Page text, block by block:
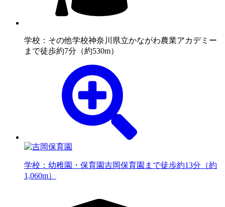
学校：その他学校神奈川県立かながわ農業アカデミー
まで徒歩約7分（約530m）
学校：幼稚園・保育園吉岡保育園まで徒歩約13分（約
1,060m）